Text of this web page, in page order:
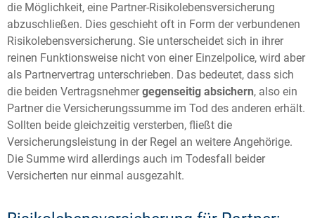
die Möglichkeit, eine Partner-Risikolebensversicherung
abzuschließen. Dies geschieht oft in Form der verbundenen
Risikolebensversicherung. Sie unterscheidet sich in ihrer
reinen Funktionsweise nicht von einer Einzelpolice, wird aber
als Partnervertrag unterschrieben. Das bedeutet, dass sich
die beiden Vertragsnehmergegenseitig absichern, also ein
Partner die Versicherungssumme im Tod des anderen erhält.
Sollten beide gleichzeitig versterben, fließt die
Versicherungsleistung in der Regel an weitere Angehörige.
Die Summe wird allerdings auch im Todesfall beider
Versicherten nur einmal ausgezahlt.